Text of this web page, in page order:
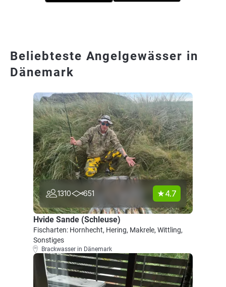
Beliebteste Angelgewässer in
Dänemark
1310 651 4.7
Hvide Sande (Schleuse)
Fischarten: Hornhecht, Hering, Makrele, Wittling,
Sonstiges
Brackwasser in Dänemark